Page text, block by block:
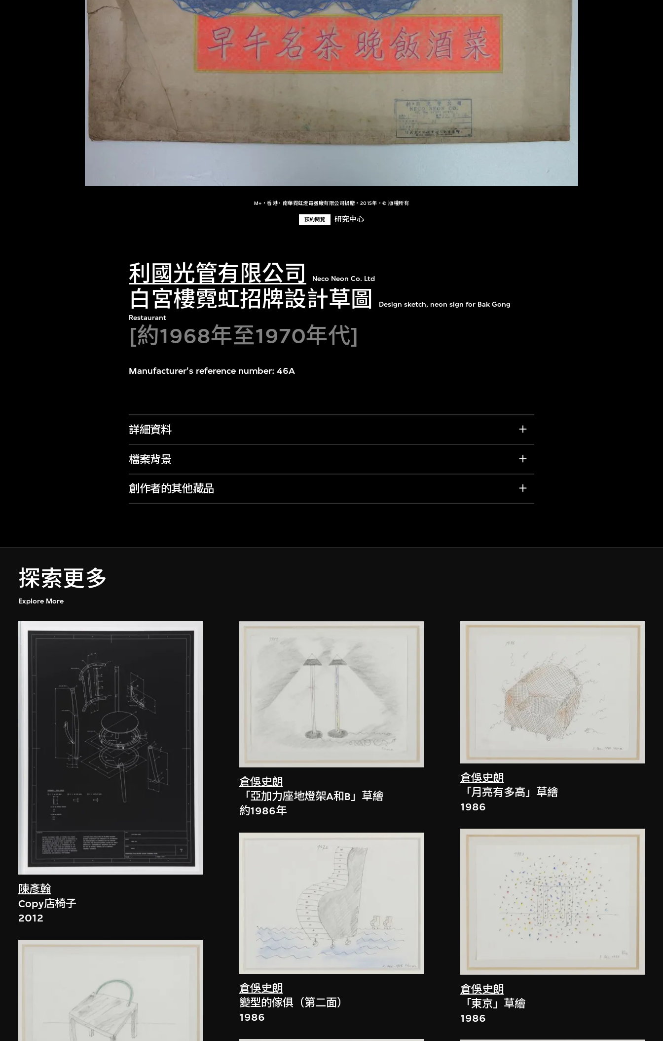
M+，香港，南華霓虹燈電器廠有限公司捐贈，2015年，© 版權所有
預約閱覽 研究中心
利國光管有限公司 Neco Neon Co. Ltd
白宮樓霓虹招牌設計草圖
Design sketch, neon sign for Bak Gong
Restaurant
[約1968年至1970年代]
Manufacturer's reference number: 46A
詳細資料
檔案背景
創作者的其他藏品
探索更多
Explore More
陳彥翰
Copy店椅子
2012
倉俁史朗
「亞加力座地燈架A和B」草繪
約1986年
倉俁史朗
變型的傢俱（第二面）
1986
倉俁史朗
「月亮有多高」草繪
1986
倉俁史朗
「東京」草繪
1986